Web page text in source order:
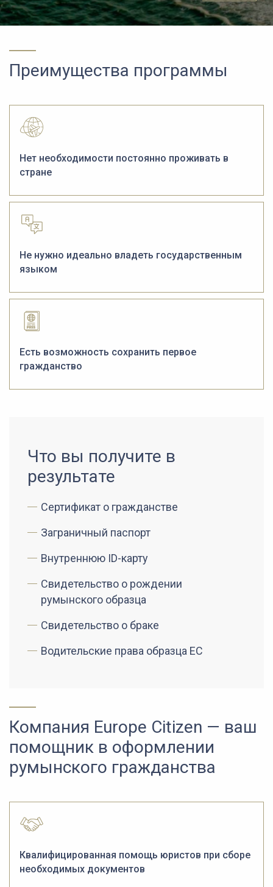
Преимущества программы
Нет необходимости постоянно проживать в
стране
Не нужно идеально владеть государственным
языком
Есть возможность сохранить первое
гражданство
Что вы получите в
результате
Сертификат о гражданстве
Заграничный паспорт
Внутреннюю ID-карту
Свидетельство о рождении
румынского образца
Свидетельство о браке
Водительские права образца ЕС
Компания Europe Citizen — ваш
помощник в оформлении
румынского гражданства
Квалифицированная помощь юристов при сборе
необходимых документов